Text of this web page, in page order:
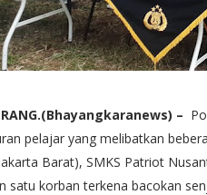
–
pelajar yang melibatkan
Barat), SMKS Patriot
satu korban terkena bacokan